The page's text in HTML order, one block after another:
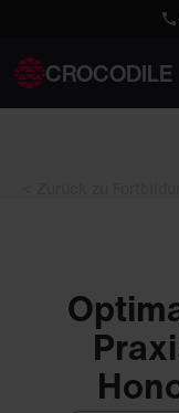
CROCODILE